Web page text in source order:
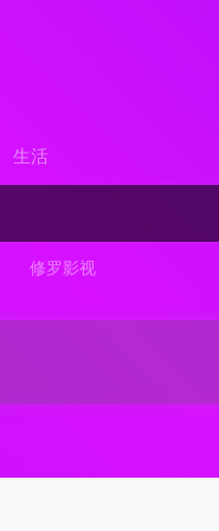
生活
修罗影视